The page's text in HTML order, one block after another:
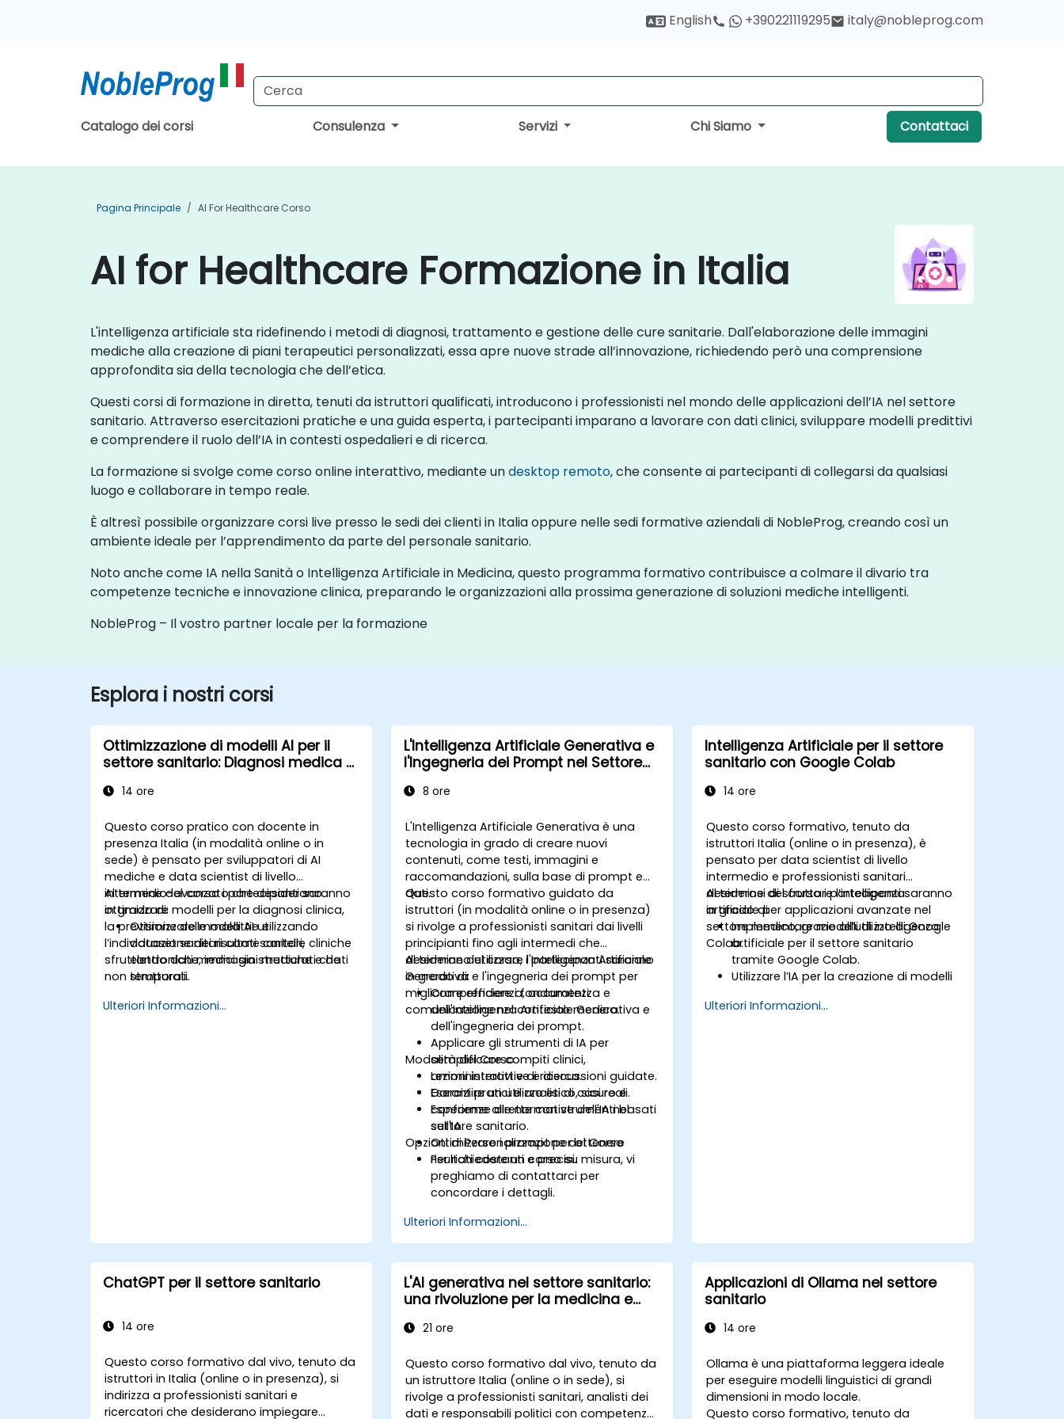
English +390221119295 italy@nobleprog.com
Catalogo dei corsi Consulenza Servizi Chi Siamo Contattaci
Pagina Principale AI For Healthcare Corso
AI for Healthcare Formazione in Italia
L'intelligenza artificiale sta ridefinendo i metodi di diagnosi, trattamento e gestione delle cure sanitarie. Dall'elaborazione delle immagini
mediche alla creazione di piani terapeutici personalizzati, essa apre nuove strade all’innovazione, richiedendo però una comprensione
approfondita sia della tecnologia che dell’etica.
Questi corsi di formazione in diretta, tenuti da istruttori qualificati, introducono i professionisti nel mondo delle applicazioni dell’IA nel settore
sanitario. Attraverso esercitazioni pratiche e una guida esperta, i partecipanti imparano a lavorare con dati clinici, sviluppare modelli predittivi
e comprendere il ruolo dell’IA in contesti ospedalieri e di ricerca.
La formazione si svolge come corso online interattivo, mediante undesktop remoto, che consente ai partecipanti di collegarsi da qualsiasi
luogo e collaborare in tempo reale.
È altresì possibile organizzare corsi live presso le sedi dei clienti in Italia oppure nelle sedi formative aziendali di NobleProg, creando così un
ambiente ideale per l’apprendimento da parte del personale sanitario.
Noto anche come IA nella Sanità o Intelligenza Artificiale in Medicina, questo programma formativo contribuisce a colmare il divario tra
competenze tecniche e innovazione clinica, preparando le organizzazioni alla prossima generazione di soluzioni mediche intelligenti.
NobleProg – Il vostro partner locale per la formazione
Esplora i nostri corsi
Ottimizzazione di modelli AI per il
settore sanitario: Diagnosi medica e
14 ore
Questo corso pratico con docente in
presenza Italia (in modalità online o in
sede) è pensato per sviluppatori di AI
mediche e data scientist di livello
intermedio-avanzato che desiderano
ottimizzare modelli per la diagnosi clinica,
la previsione delle malattie e
l’individuazione dei risultati sanitari,
sfruttando dati medici sia strutturati che
non strutturati.
Al termine del corso i partecipanti saranno
in grado di:
Ottimizzare modelli AI utilizzando
dataset sanitari come cartelle cliniche
elettroniche, immagini mediche e dati
temporali.
dell’apprendimento, adattamento del
Ulteriori Informazioni...
L'Intelligenza Artificiale Generativa e
l'Ingegneria dei Prompt nel Settore
8 ore
L'Intelligenza Artificiale Generativa è una
tecnologia in grado di creare nuovi
contenuti, come testi, immagini e
raccomandazioni, sulla base di prompt e
dati.
Questo corso formativo guidato da
istruttori (in modalità online o in presenza)
si rivolge a professionisti sanitari dai livelli
principianti fino agli intermedi che
desiderano utilizzare l'Intelligenza Artificiale
Generativa e l'ingegneria dei prompt per
migliorare efficienza, accuratezza e
comunicazione nel contesto medico.
Al termine del corso, i partecipanti saranno
in grado di:
Comprendere i fondamenti
dell'Intelligenza Artificiale Generativa e
dell'ingegneria dei prompt.
Applicare gli strumenti di IA per
semplificare compiti clinici,
amministrativi e di ricerca.
Garantire un utilizzo etico, sicuro e
conforme alle normative dell'IA nel
settore sanitario.
Ottimizzare i prompt per ottenere
risultati costanti e precisi.
Modalità del Corso
Lezioni interattive e discussioni guidate.
Esercizi pratici e analisi di casi reali.
Esperienze dirette con strumenti basati
sull'IA.
Opzioni di Personalizzazione del Corso
Per richiedere un corso su misura, vi
preghiamo di contattarci per
concordare i dettagli.
Ulteriori Informazioni...
Intelligenza Artificiale per il settore
sanitario con Google Colab
14 ore
Questo corso formativo, tenuto da
istruttori Italia (online o in presenza), è
pensato per data scientist di livello
intermedio e professionisti sanitari
desiderosi di sfruttare l’intelligenza
artificiale per applicazioni avanzate nel
settore medico, grazie all’utilizzo di Google
Colab.
Al termine del corso i partecipanti saranno
in grado di:
Implementare modelli di intelligenza
artificiale per il settore sanitario
tramite Google Colab.
Utilizzare l’IA per la creazione di modelli
Analizzare immagini mediche
Ulteriori Informazioni...
ChatGPT per il settore sanitario
14 ore
Questo corso formativo dal vivo, tenuto da
istruttori in Italia (online o in presenza), si
indirizza a professionisti sanitari e
ricercatori che desiderano impiegare
L'AI generativa nel settore sanitario:
una rivoluzione per la medicina e
21 ore
Questo corso formativo dal vivo, tenuto da
un istruttore Italia (online o in sede), si
rivolge a professionisti sanitari, analisti dei
dati e responsabili politici con competenze
Applicazioni di Ollama nel settore
sanitario
14 ore
Ollama è una piattaforma leggera ideale
per eseguire modelli linguistici di grandi
dimensioni in modo locale.
Questo corso formativo, tenuto da